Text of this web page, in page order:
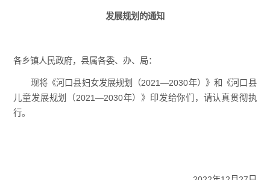
发展规划的通知
各乡镇人民政府，县属各委、办、局：
现将《河口县妇女发展规划（2021—2030年）》和《河口县
儿童发展规划（2021—2030年）》印发给你们，请认真贯彻执
行。